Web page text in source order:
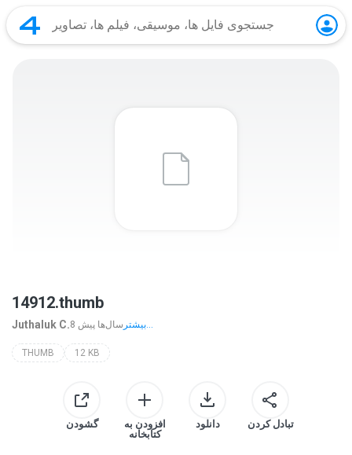
14912.thumb
Juthaluk C. 8 سال‌ها پیش بیشتر...
THUMB 12 KB
گشودن
افزودن به
کتابخانه
دانلود تبادل کردن